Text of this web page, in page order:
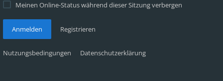
Meinen Online-Status während dieser Sitzung verbergen
Anmelden Registrieren
Nutzungsbedingungen Datenschutzerklärung